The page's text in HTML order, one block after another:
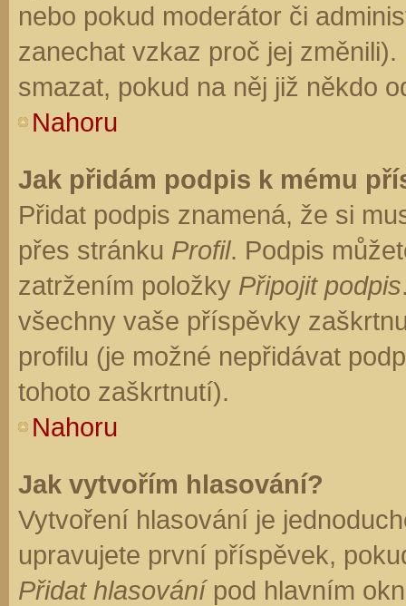
nebo pokud moderátor či
zanechat vzkaz proč jej
smazat, pokud na něj již někdo
Nahoru
Jak přidám podpis k mému
Přidat podpis znamená, že si
přes stránku Profil. Podpis
zatržením položky Připojit podpis
všechny vaše příspěvky
profilu (je možné nepřidávat
tohoto zaškrtnutí).
Nahoru
Jak vytvořím hlasování?
Vytvoření hlasování je
upravujete první příspěvek,
Přidat hlasovánípod hlavním